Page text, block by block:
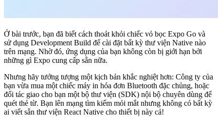
Ở bài trước, bạn đã biết cách thoát khỏi chiếc vỏ bọc Expo Go và
sử dụng Development Build để cài đặt bất kỳ thư viện Native nào
trên mạng. Nhờ đó, ứng dụng của bạn không còn bị giới hạn bởi
những gì Expo cung cấp sẵn nữa.
Nhưng hãy tưởng tượng một kịch bản khắc nghiệt hơn: Công ty của
bạn vừa mua một chiếc máy in hóa đơn Bluetooth đặc chủng, hoặc
đối tác giao cho bạn một bộ thư viện (SDK) nội bộ chuyên dùng để
quét thẻ từ. Bạn lên mạng tìm kiếm mỏi mắt nhưng không có bất kỳ
ai viết sẵn thư viện React Native cho thiết bị này cả!